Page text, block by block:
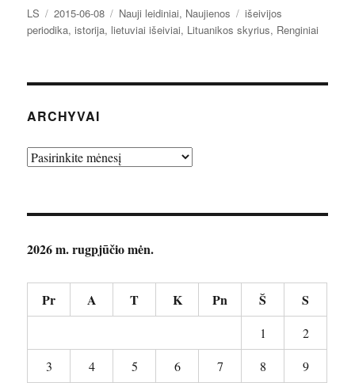
Autorius
LS Paskelbta
2015-06-08 Kategorijos
Nauji leidiniai, Naujienos Žymos
išeivijos
periodika,istorija, lietuviai išeiviai, Lituanikos skyrius, Renginiai
ARCHYVAI
Archyvai
2026 m. rugpjūčio mėn.
Pr A T K Pn Š S
1
2
3
4 5 6 7 8
9